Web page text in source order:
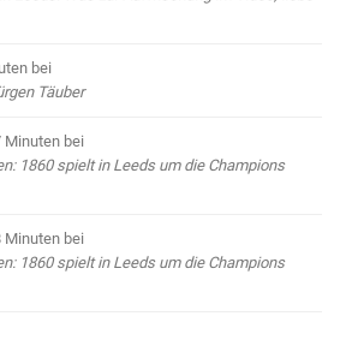
bei
Täuber
Minuten bei
1860 spielt in Leeds um die Champions
Minuten bei
1860 spielt in Leeds um die Champions